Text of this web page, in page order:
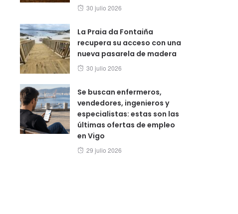
Posted
30 julio 2026
La Praia da Fontaiña
recupera su acceso con una
nueva pasarela de madera
Posted
30 julio 2026
Se buscan enfermeros,
vendedores, ingenieros y
especialistas: estas son las
últimas ofertas de empleo
en Vigo
Posted
29 julio 2026